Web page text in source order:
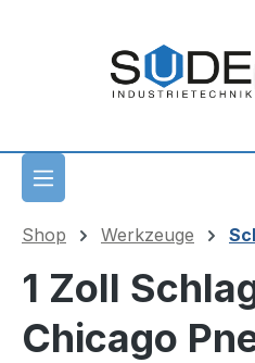
Shop Werkzeuge
1 Zoll
Chicago